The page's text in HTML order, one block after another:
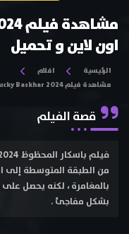
اون لاين و تحميل
الرئيسية
افلام
مشاهدة فيلم Lucky Baskhar 2024 مترجم اون لاين و تحميل
قصة الفيلم
من الطبقة المتوسطة إلى
بالمغامرة ، لكنه يحصل
بشكل مفاجئ .